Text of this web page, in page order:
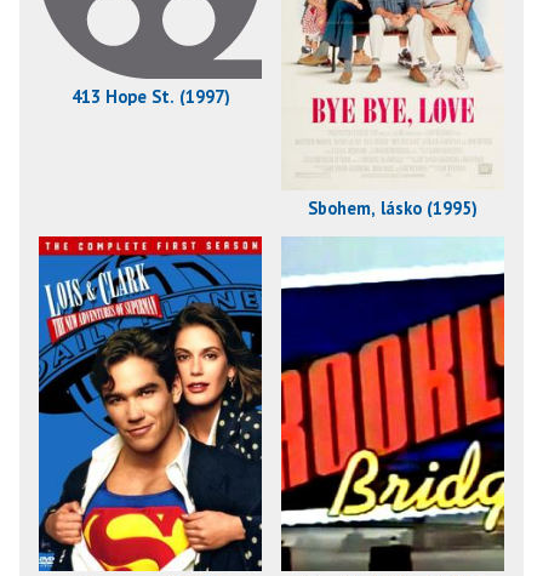
413 Hope St. (1997)
Sbohem, lásko (1995)